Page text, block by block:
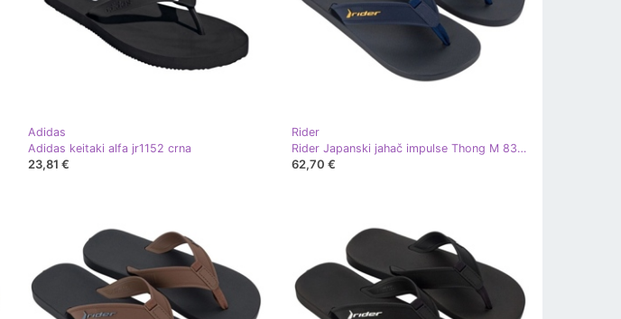
Adidas
Adidas keitaki alfa jr1152 crna
23,81 €
Rider
Rider Japanski jahač impulse Thong M 83527AR452
62,70 €